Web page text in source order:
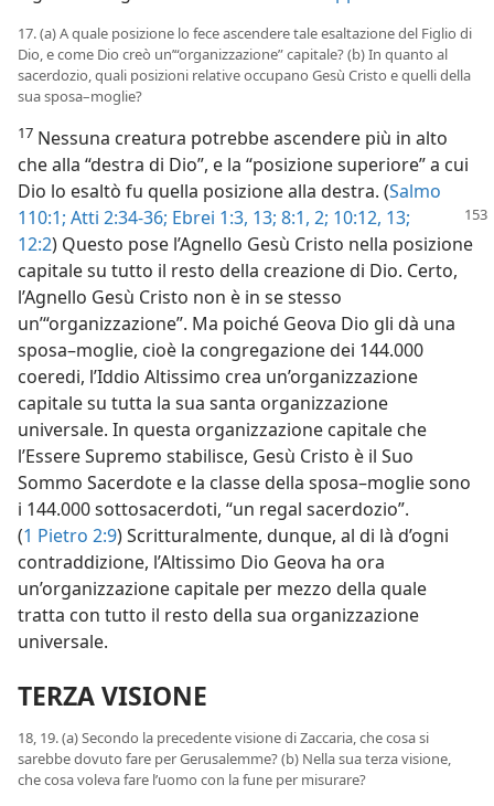
17. (a) A quale posizione lo fece ascendere tale esaltazione del Figlio di
Dio, e come Dio creò un’“organizzazione” capitale? (b) In quanto al
sacerdozio, quali posizioni relative occupano Gesù Cristo e quelli della
sua sposa–moglie?
17 Nessuna creatura potrebbe ascendere più in alto
che alla “destra di Dio”, e la “posizione superiore” a cui
Dio lo esaltò fu quella posizione alla destra. (Salmo
110:1; Atti 2:34-36; Ebrei 1:3, 13; 8:1, 2; 10:12, 13;
12:2) Questo pose l’Agnello Gesù Cristo nella posizione
capitale su tutto il resto della creazione di Dio. Certo,
l’Agnello Gesù Cristo non è in se stesso
un’“organizzazione”. Ma poiché Geova Dio gli dà una
sposa–moglie, cioè la congregazione dei 144.000
coeredi, l’Iddio Altissimo crea un’organizzazione
capitale su tutta la sua santa organizzazione
universale. In questa organizzazione capitale che
l’Essere Supremo stabilisce, Gesù Cristo è il Suo
Sommo Sacerdote e la classe della sposa–moglie sono
i 144.000 sottosacerdoti, “un regal sacerdozio”.
(1 Pietro 2:9) Scritturalmente, dunque, al di là d’ogni
contraddizione, l’Altissimo Dio Geova ha ora
un’organizzazione capitale per mezzo della quale
tratta con tutto il resto della sua organizzazione
universale.
TERZA VISIONE
18, 19. (a) Secondo la precedente visione di Zaccaria, che cosa si
sarebbe dovuto fare per Gerusalemme? (b) Nella sua terza visione,
che cosa voleva fare l’uomo con la fune per misurare?